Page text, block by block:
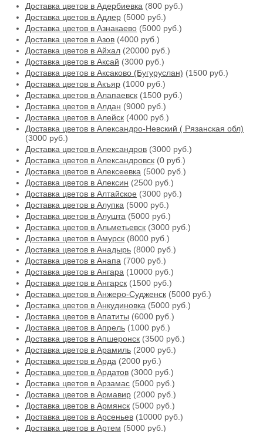
Доставка цветов в Адербиевка (800 руб.)
Доставка цветов в Адлер (5000 руб.)
Доставка цветов в Азнакаево (5000 руб.)
Доставка цветов в Азов (4000 руб.)
Доставка цветов в Айхал (20000 руб.)
Доставка цветов в Аксай (3000 руб.)
Доставка цветов в Аксаково (Бугуруслан) (1500 руб.)
Доставка цветов в Акъяр (1000 руб.)
Доставка цветов в Алапаевск (1500 руб.)
Доставка цветов в Алдан (9000 руб.)
Доставка цветов в Алейск (4000 руб.)
Доставка цветов в Александро-Невский ( Рязанская обл)
(3000 руб.)
Доставка цветов в Александров (3000 руб.)
Доставка цветов в Александровск (0 руб.)
Доставка цветов в Алексеевка (5000 руб.)
Доставка цветов в Алексин (2500 руб.)
Доставка цветов в Алтайское (3000 руб.)
Доставка цветов в Алупка (5000 руб.)
Доставка цветов в Алушта (5000 руб.)
Доставка цветов в Альметьевск (3000 руб.)
Доставка цветов в Амурск (8000 руб.)
Доставка цветов в Анадырь (8000 руб.)
Доставка цветов в Анапа (7000 руб.)
Доставка цветов в Ангара (10000 руб.)
Доставка цветов в Ангарск (1500 руб.)
Доставка цветов в Анжеро-Судженск (5000 руб.)
Доставка цветов в Анкудиновка (5000 руб.)
Доставка цветов в Апатиты (6000 руб.)
Доставка цветов в Апрель (1000 руб.)
Доставка цветов в Апшеронск (3500 руб.)
Доставка цветов в Арамиль (2000 руб.)
Доставка цветов в Арда (2000 руб.)
Доставка цветов в Ардатов (3000 руб.)
Доставка цветов в Арзамас (5000 руб.)
Доставка цветов в Армавир (2000 руб.)
Доставка цветов в Армянск (5000 руб.)
Доставка цветов в Арсеньев (10000 руб.)
Доставка цветов в Артем (5000 руб.)